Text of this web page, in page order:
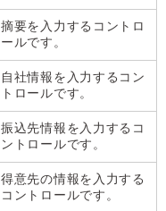
摘要を入力するコントロ
ールです。
自社情報を入力するコン
トロールです。
振込先情報を入力するコ
ントロールです。
得意先の情報を入力する
コントロールです。